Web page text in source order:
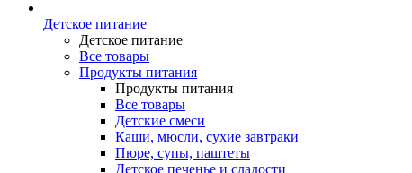
Детское питание
Детское питание
Все товары
Продукты питания
Продукты питания
Все товары
Детские смеси
Каши, мюсли, сухие завтраки
Пюре, супы, паштеты
Детское печенье и сладости